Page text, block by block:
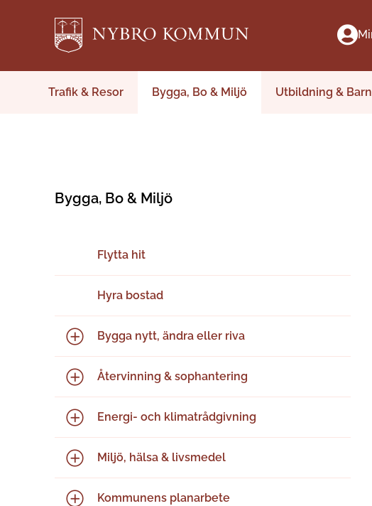
Trafik & Resor Bygga, Bo & Miljö Utbildning &
Bygga, Bo & Miljö
Flytta hit
Hyra bostad
Bygga nytt, ändra eller riva
Återvinning & sophantering
Energi- och klimatrådgivning
Miljö, hälsa & livsmedel
Kommunens planarbete